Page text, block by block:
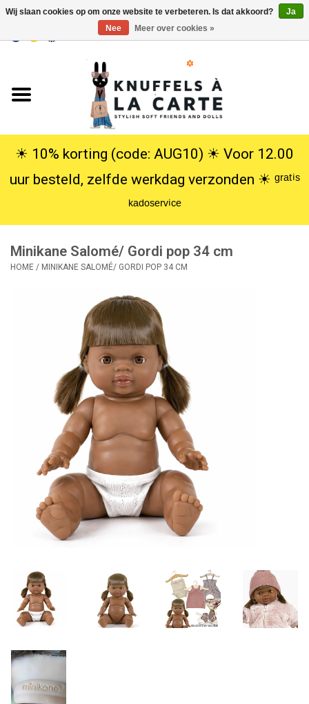
USD
Knuffels
Poppen
SALE
Cadeauservice
☀︎ 10% korting (code: AUG10) ☀︎ Voor 12.00
uur besteld, zelfde werkdag verzonden ☀︎ ᵍʳᵃᵗⁱˢ
ᵏᵃᵈᵒˢᵉʳᵛⁱᶜᵉ
Minikane Salomé/ Gordi pop 34 cm
HOME / MINIKANE SALOMÉ/ GORDI POP 34 CM
Wij slaan cookies op om onze website te verbeteren. Is dat akkoord?
Ja
Nee
Meer over cookies »